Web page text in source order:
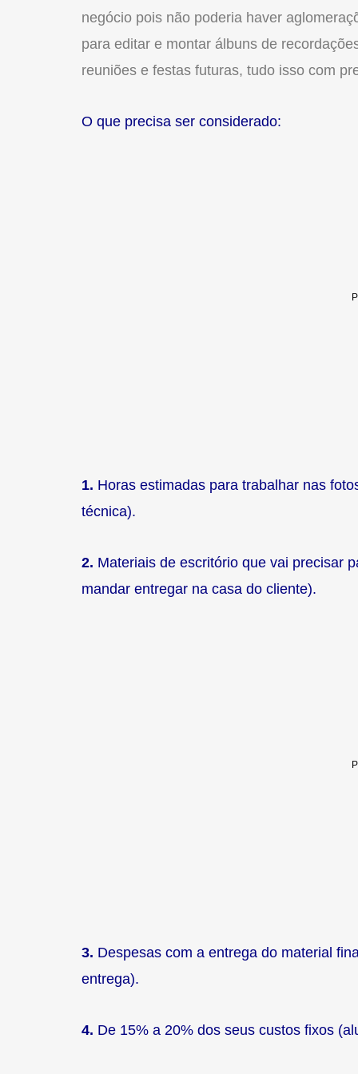
negócio pois não poderia haver
para editar e montar álbuns de
reuniões e festas futuras, tudo isso com
O que precisa ser considerado:
1. Horas estimadas para trabalhar nas
técnica).
2. Materiais de escritório que vai precisar
mandar entregar na casa do cliente).
3. Despesas com a entrega do material
entrega).
4. De 15% a 20% dos seus custos fixos